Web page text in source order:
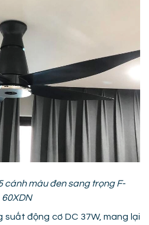
cánh màu đen sang trọng F-
60XDN
suất động cơ DC 37W, mang lại